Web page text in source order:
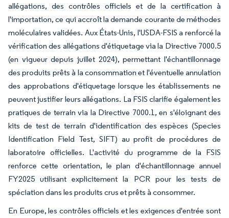
allégations, des contrôles officiels et de la certification à
l'importation, ce qui accroît la demande courante de méthodes
moléculaires validées. Aux États-Unis, l'USDA-FSIS a renforcé la
vérification des allégations d'étiquetage via la Directive 7000.5
(en vigueur depuis juillet 2024), permettant l'échantillonnage
des produits prêts à la consommation et l'éventuelle annulation
des approbations d'étiquetage lorsque les établissements ne
peuvent justifier leurs allégations. La FSIS clarifie également les
pratiques de terrain via la Directive 7000.1, en s'éloignant des
kits de test de terrain d'identification des espèces (Species
Identification Field Test, SIFT) au profit de procédures de
laboratoire officielles. L'activité du programme de la FSIS
renforce cette orientation, le plan d'échantillonnage annuel
FY2025 utilisant explicitement la PCR pour les tests de
spéciation dans les produits crus et prêts à consommer.
En Europe, les contrôles officiels et les exigences d'entrée sont